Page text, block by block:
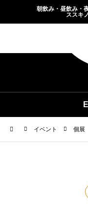
朝飲み・昼飲み・
ススキ
イベント 個展